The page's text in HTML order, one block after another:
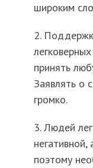
широким
2.
принять
Заявлять о
громко.
3. Людей
поэтому